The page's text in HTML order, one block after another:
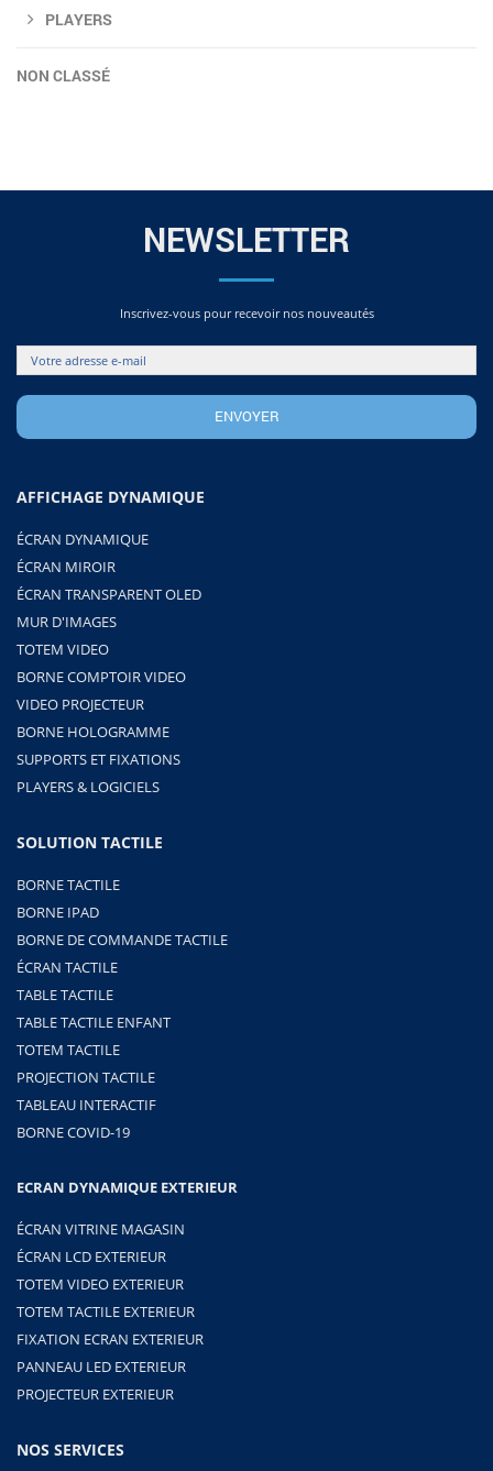
PLAYERS
NON CLASSÉ
NEWSLETTER
Inscrivez-vous pour recevoir nos nouveautés
AFFICHAGE DYNAMIQUE
ÉCRAN DYNAMIQUE
ÉCRAN MIROIR
ÉCRAN TRANSPARENT OLED
MUR D'IMAGES
TOTEM VIDEO
BORNE COMPTOIR VIDEO
VIDEO PROJECTEUR
BORNE HOLOGRAMME
SUPPORTS ET FIXATIONS
PLAYERS & LOGICIELS
SOLUTION TACTILE
BORNE TACTILE
BORNE IPAD
BORNE DE COMMANDE TACTILE
ÉCRAN TACTILE
TABLE TACTILE
TABLE TACTILE ENFANT
TOTEM TACTILE
PROJECTION TACTILE
TABLEAU INTERACTIF
BORNE COVID-19
ECRAN DYNAMIQUE EXTERIEUR
ÉCRAN VITRINE MAGASIN
ÉCRAN LCD EXTERIEUR
TOTEM VIDEO EXTERIEUR
TOTEM TACTILE EXTERIEUR
FIXATION ECRAN EXTERIEUR
PANNEAU LED EXTERIEUR
PROJECTEUR EXTERIEUR
NOS SERVICES